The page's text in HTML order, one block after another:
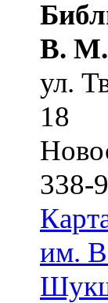
В.
ул.
18
338-
им.